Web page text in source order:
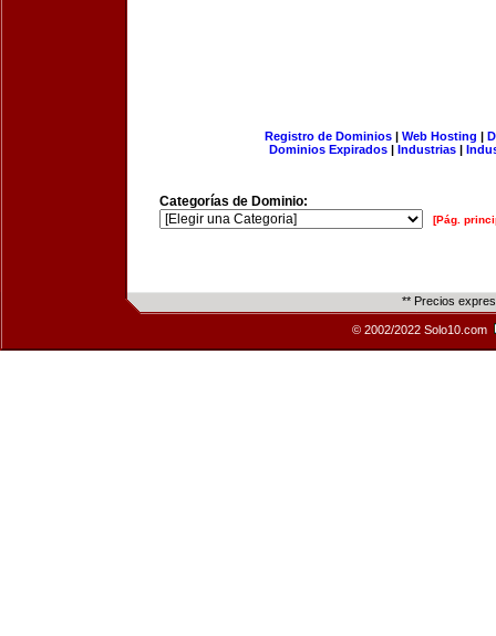
Registro de Dominios| Web Hosting |
Dominios Expirados | Industrias |
Categorías de Dominio:
[Pág.
** Precios
© 2002/2022 Solo10.com